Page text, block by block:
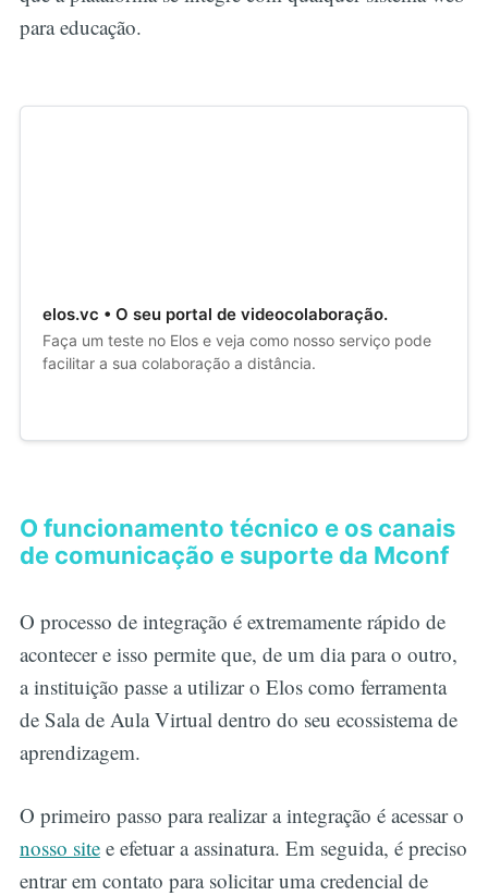
para educação.
elos.vc • O seu portal de videocolaboração.
Faça um teste no Elos e veja como nosso serviço pode
facilitar a sua colaboração a distância.
O funcionamento técnico e os canais
de comunicação e suporte da Mconf
O processo de integração é extremamente rápido de
acontecer e isso permite que, de um dia para o outro,
a instituição passe a utilizar o Elos como ferramenta
de Sala de Aula Virtual dentro do seu ecossistema de
aprendizagem.
O primeiro passo para realizar a integração é acessar o
nosso sitee efetuar a assinatura. Em seguida, é preciso
entrar em contato para solicitar uma credencial de